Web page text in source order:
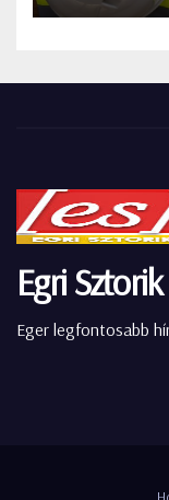
Egri Sztorik
Eger legfontosabb